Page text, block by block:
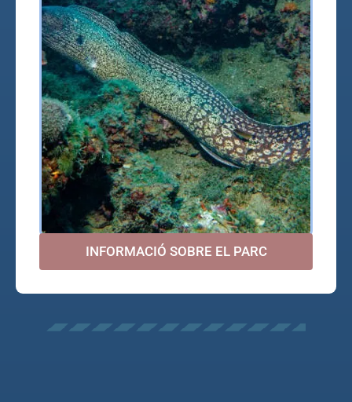
INFORMACIÓ SOBRE EL PARC